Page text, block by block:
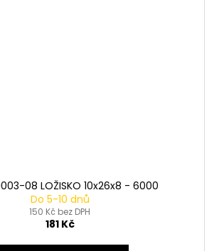
08 LOŽISKO 10x26x8 - 6000
Do 5-10 dnů
150 Kč bez DPH
181 Kč